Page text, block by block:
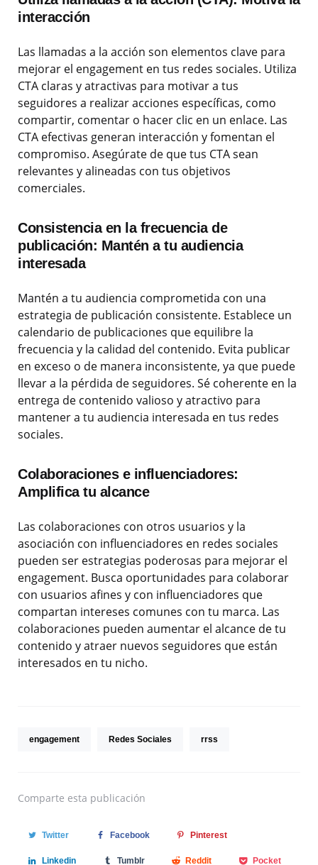
interacción
Las llamadas a la acción son elementos clave para
mejorar el engagement en tus redes sociales. Utiliza
CTA claras y atractivas para motivar a tus
seguidores a realizar acciones específicas, como
compartir, comentar o hacer clic en un enlace. Las
CTA efectivas generan interacción y fomentan el
compromiso. Asegúrate de que tus CTA sean
relevantes y alineadas con tus objetivos
comerciales.
Consistencia en la frecuencia de
publicación: Mantén a tu audiencia
interesada
Mantén a tu audiencia comprometida con una
estrategia de publicación consistente. Establece un
calendario de publicaciones que equilibre la
frecuencia y la calidad del contenido. Evita publicar
en exceso o de manera inconsistente, ya que puede
llevar a la pérdida de seguidores. Sé coherente en la
entrega de contenido valioso y atractivo para
mantener a tu audiencia interesada en tus redes
sociales.
Colaboraciones e influenciadores:
Amplifica tu alcance
Las colaboraciones con otros usuarios y la
asociación con influenciadores en redes sociales
pueden ser estrategias poderosas para mejorar el
engagement. Busca oportunidades para colaborar
con usuarios afines y con influenciadores que
compartan intereses comunes con tu marca. Las
colaboraciones pueden aumentar el alcance de tu
contenido y atraer nuevos seguidores que están
interesados en tu nicho.
engagement Redes Sociales rrss
Comparte esta publicación
Twitter Facebook Pinterest
Linkedin Tumblr Reddit Pocket